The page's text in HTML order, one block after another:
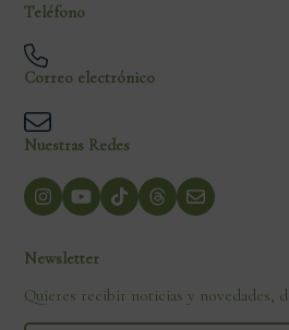
Teléfono
Correo electrónico
Nuestras Redes
Newsletter
Quieres recibir noticias y novedades,